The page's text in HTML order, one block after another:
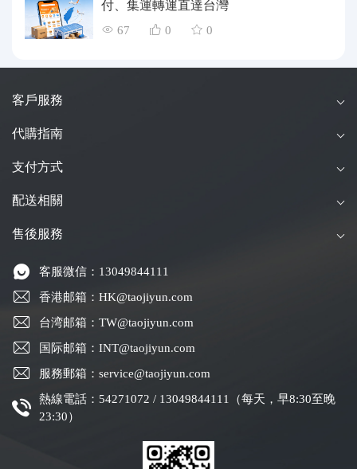
付、集運轉運直達台灣
67 0 0
客戶服務
代購指南
支付方式
配送相關
售後服務
客服微信：13049844111
香港邮箱：HK@taojiyun.com
台湾邮箱：TW@taojiyun.com
国际邮箱：INT@taojiyun.com
服務郵箱：service@taojiyun.com
熱線電話：54271072 / 13049844111（每天，早8:30至晚
23:30）